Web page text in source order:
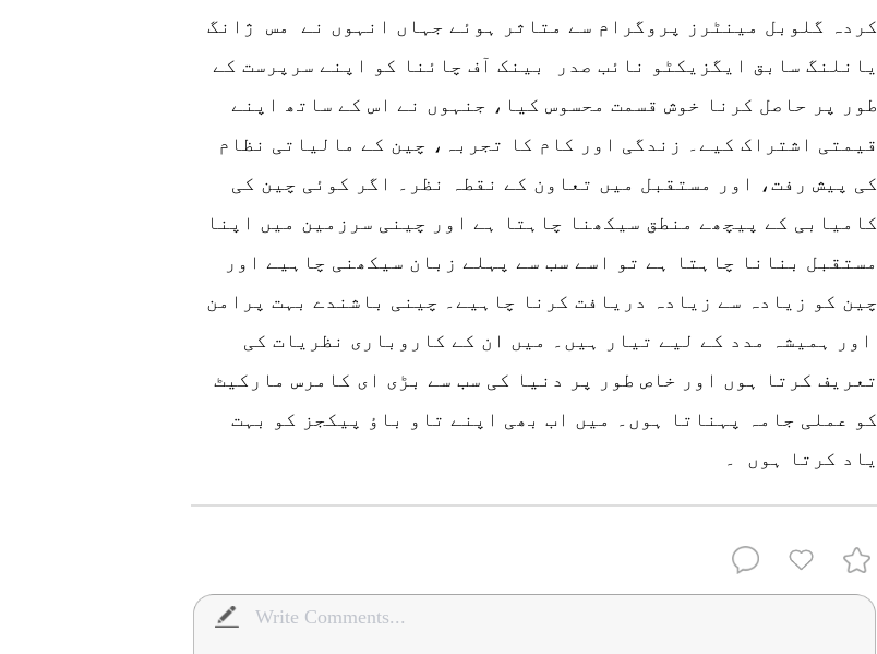
کردہ گلوبل مینٹرز پروگرام سے متاثر ہوئے جہاں انہوں نے مس ژانگ
یانلنگ سابق ایگزیکٹو نائب صدر بینک آف چائنا کو اپنے سرپرست کے
طور پر حاصل کرنا خوش قسمت محسوس کیا، جنہوں نے اس کے ساتھ اپنے
قیمتی اشتراک کیے۔ زندگی اور کام کا تجربہ، چین کے مالیاتی نظام
کی پیش رفت، اور مستقبل میں تعاون کے نقطہ نظر۔ اگر کوئی چین کی
کامیابی کے پیچھے منطق سیکھنا چاہتا ہے اور چینی سرزمین میں اپنا
مستقبل بنانا چاہتا ہے تو اسے سب سے پہلے زبان سیکھنی چاہیے اور
چین کو زیادہ سے زیادہ دریافت کرنا چاہیے۔ چینی باشندے بہت پرامن
اور ہمیشہ مدد کے لیے تیار ہیں۔ میں ان کے کاروباری نظریات کی
تعریف کرتا ہوں اور خاص طور پر دنیا کی سب سے بڑی ای کامرس مارکیٹ
کو عملی جامہ پہناتا ہوں۔ میں اب بھی اپنے تاو باؤ پیکجز کو بہت
یاد کرتا ہوں ۔